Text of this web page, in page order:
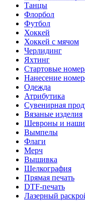
Танцы
Флорбол
Футбол
Хоккей
Хоккей с мячом
Черлидинг
Яхтинг
Стартовые
Нанесение
Одежда
Атрибутика
Сувенирная
Вязаные изделия
Шевроны и
Вымпелы
Флаги
Мерч
Вышивка
Шелкография
Прямая печать
DTF-печать
Лазерный